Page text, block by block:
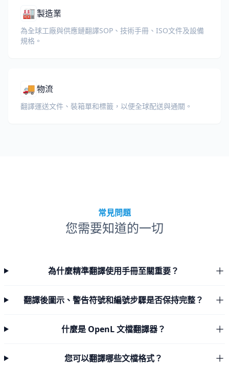
🏭製造業
為全球工廠與供應鏈翻譯SOP、技術手冊、ISO文件及設備
規格。
🚚物流
翻譯運送文件、裝箱單和標籤，以便全球配送與通關。
常見問題
您需要知道的一切
為什麼精準翻譯使用手冊至關重要？
翻譯後圖示、警告符號和編號步驟是否保持完整？
什麼是 OpenL 文檔翻譯器？
您可以翻譯哪些文檔格式？